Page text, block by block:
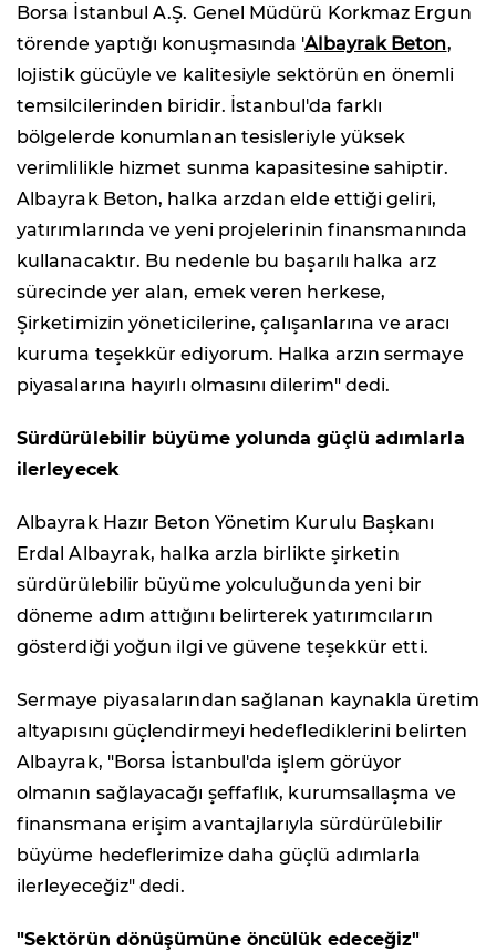
Borsa İstanbul A.Ş. Genel Müdürü Korkmaz Ergun
törende yaptığı konuşmasında 'Albayrak Beton,
lojistik gücüyle ve kalitesiyle sektörün en önemli
temsilcilerinden biridir. İstanbul'da farklı
bölgelerde konumlanan tesisleriyle yüksek
verimlilikle hizmet sunma kapasitesine sahiptir.
Albayrak Beton, halka arzdan elde ettiği geliri,
yatırımlarında ve yeni projelerinin finansmanında
kullanacaktır. Bu nedenle bu başarılı halka arz
sürecinde yer alan, emek veren herkese,
Şirketimizin yöneticilerine, çalışanlarına ve aracı
kuruma teşekkür ediyorum. Halka arzın sermaye
piyasalarına hayırlı olmasını dilerim" dedi.
Sürdürülebilir büyüme yolunda güçlü adımlarla
ilerleyecek
Albayrak Hazır Beton Yönetim Kurulu Başkanı
Erdal Albayrak, halka arzla birlikte şirketin
sürdürülebilir büyüme yolculuğunda yeni bir
döneme adım attığını belirterek yatırımcıların
gösterdiği yoğun ilgi ve güvene teşekkür etti.
Sermaye piyasalarından sağlanan kaynakla üretim
altyapısını güçlendirmeyi hedeflediklerini belirten
Albayrak, "Borsa İstanbul'da işlem görüyor
olmanın sağlayacağı şeffaflık, kurumsallaşma ve
finansmana erişim avantajlarıyla sürdürülebilir
büyüme hedeflerimize daha güçlü adımlarla
ilerleyeceğiz" dedi.
"Sektörün dönüşümüne öncülük edeceğiz"